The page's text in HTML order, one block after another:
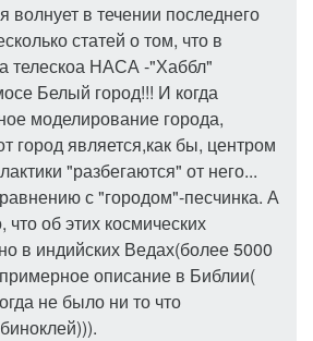
волнует в течении последнего
статей о том, что в
телескоа НАСА -"Хаббл"
Белый город!!! И когда
моделирование города,
город является,как бы, центром
"разбегаются" от него...
с "городом"-песчинка. А
об этих космических
в индийских Ведах(более 5000
описание в Библии(
не было ни то что